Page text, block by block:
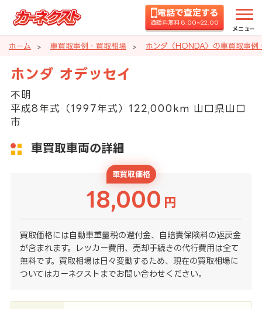
電話で査定する
通話料無料 8:00~22:00
メニュー
ホーム 車買取事例・買取相場 ホンダ（HONDA）の車買取事例
ホンダ オデッセイ
不明
平成8年式（1997年式）122,000km 山口県山口
市
車買取車両の詳細
車買取価格
18,000 円
買取価格には自動車重量税の還付金、自賠責保険料の返戻金
が含まれます。レッカー費用、売却手続きの代行費用は全て
無料です。買取相場は日々変動するため、現在の買取相場に
ついてはカーネクストまでお問い合わせください。